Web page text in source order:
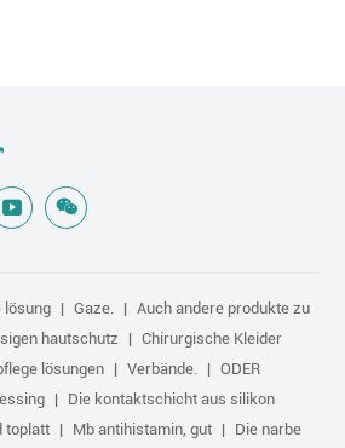
lösung Gaze.
Auch andere produkte zu
hautschutz
Chirurgische Kleider
lösungen
Verbände.
ODER
Die kontaktschicht aus silikon
toplatt
Mb antihistamin, gut
Die narbe